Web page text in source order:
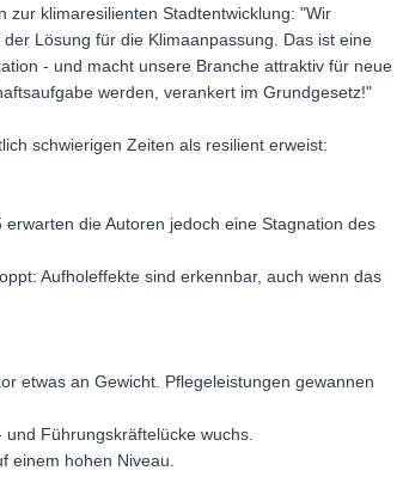
zur klimaresilienten Stadtentwicklung: "Wir
Lösung für die Klimaanpassung. Das ist eine
- und macht unsere Branche attraktiv für neue
werden, verankert im Grundgesetz!"
schwierigen Zeiten als resilient erweist:
die Autoren jedoch eine Stagnation des
Aufholeffekte sind erkennbar, auch wenn das
etwas an Gewicht. Pflegeleistungen gewannen
Führungskräftelücke wuchs.
einem hohen Niveau.